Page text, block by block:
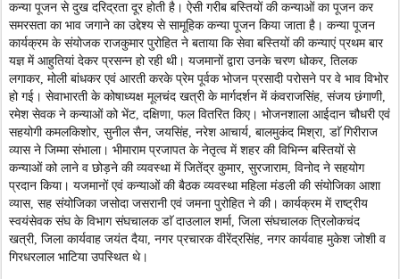
कन्या पूजन से दुख दरिद्रता दूर होती है। ऐसी गरीब बस्तियों की कन्याओं का पूजन कर
समरसता का भाव जगाने का उद्देश्य से सामूहिक कन्या पूजन किया जाता है। कन्या पूजन
कार्यक्रम के संयोजक राजकुमार पुरोहित ने बताया कि सेवा बस्तियों की कन्याएं प्रथम बार
यज्ञ में आहुतियां देकर प्रसन्न हो रही थी। यजमानों द्वारा उनके चरण धोकर, तिलक
लगाकर, मोली बांधकर एवं आरती करके प्रेम पूर्वक भोजन प्रसादी परोसने पर वे भाव विभोर
हो गई। सेवाभारती के कोषाध्यक्ष मूलचंद खत्री के मार्गदर्शन में कंवराजसिंह, संजय छंगाणी,
रमेश सेवक ने कन्याओं को भेंट, दक्षिणा, फल वितरित किए। भोजनशाला आईदान चौधरी एवं
सहयोगी कमलकिशोर, सुनील सैन, जयसिंह, नरेश आचार्य, बालमुकंद मिश्रा, डाॅ गिरीराज
व्यास ने जिम्मा संभाला। भीमाराम प्रजापत के नेतृत्व में शहर की विभिन्न बस्तियों से
कन्याओं को लाने व छोड़ने की व्यवस्था में जितेंद्र कुमार, सुरजाराम, विनोद ने सहयोग
प्रदान किया। यजमानों एवं कन्याओं की बैठक व्यवस्था महिला मंडली की संयोजिका आशा
व्यास, सह संयोजिका जसोदा जसरानी एवं जमना पुरोहित ने की। कार्यक्रम में राष्ट्रीय
स्वयंसेवक संघ के विभाग संघचालक डाॅ दाउलाल शर्मा, जिला संघचालक त्रिलोकचंद
खत्री, जिला कार्यवाह जयंत दैया, नगर प्रचारक वीरेंद्रसिंह, नगर कार्यवाह मुकेश जोशी व
गिरधरलाल भाटिया उपस्थित थे।